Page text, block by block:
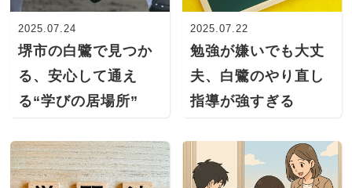
2025.07.24
堺市の白鷺で見つか
る、安心して通え
る“学びの居場所”
2025.07.22
勉強が嫌いでも大丈
夫、白鷺のやり直し
指導が強すぎる